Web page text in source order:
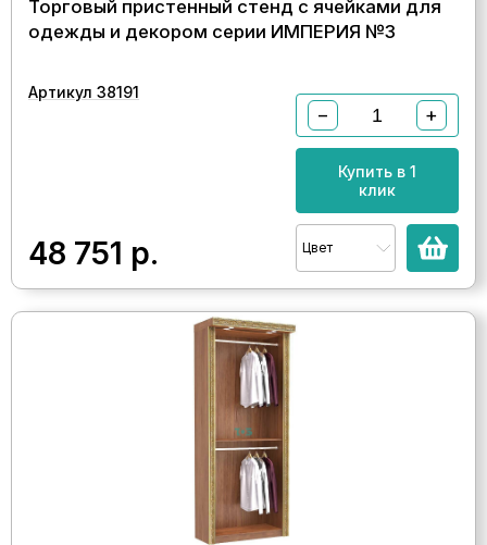
Торговый пристенный стенд с ячейками для
одежды и декором серии ИМПЕРИЯ №3
Артикул 38191
48 751 р.
− +
Купить в 1
клик
Цвет